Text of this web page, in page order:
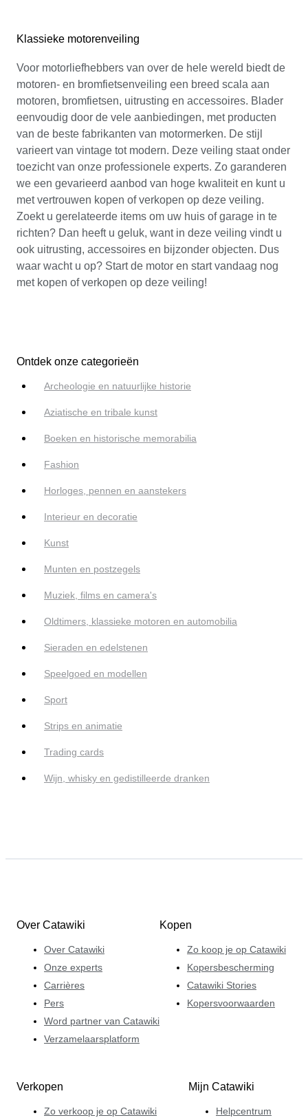
Klassieke motorenveiling
Voor motorliefhebbers van over de hele wereld biedt de
motoren- en bromfietsenveiling een breed scala aan
motoren, bromfietsen, uitrusting en accessoires. Blader
eenvoudig door de vele aanbiedingen, met producten
van de beste fabrikanten van motormerken. De stijl
varieert van vintage tot modern. Deze veiling staat onder
toezicht van onze professionele experts. Zo garanderen
we een gevarieerd aanbod van hoge kwaliteit en kunt u
met vertrouwen kopen of verkopen op deze veiling.
Zoekt u gerelateerde items om uw huis of garage in te
richten? Dan heeft u geluk, want in deze veiling vindt u
ook uitrusting, accessoires en bijzonder objecten. Dus
waar wacht u op? Start de motor en start vandaag nog
met kopen of verkopen op deze veiling!
Ontdek onze categorieën
Archeologie en natuurlijke historie
Aziatische en tribale kunst
Boeken en historische memorabilia
Fashion
Horloges, pennen en aanstekers
Interieur en decoratie
Kunst
Munten en postzegels
Muziek, films en camera's
Oldtimers, klassieke motoren en automobilia
Sieraden en edelstenen
Speelgoed en modellen
Sport
Strips en animatie
Trading cards
Wijn, whisky en gedistilleerde dranken
Over Catawiki
Over Catawiki
Onze experts
Carrières
Pers
Word partner van Catawiki
Verzamelaarsplatform
Kopen
Zo koop je op Catawiki
Kopersbescherming
Catawiki Stories
Kopersvoorwaarden
Verkopen
Zo verkoop je op Catawiki
Mijn Catawiki
Helpcentrum